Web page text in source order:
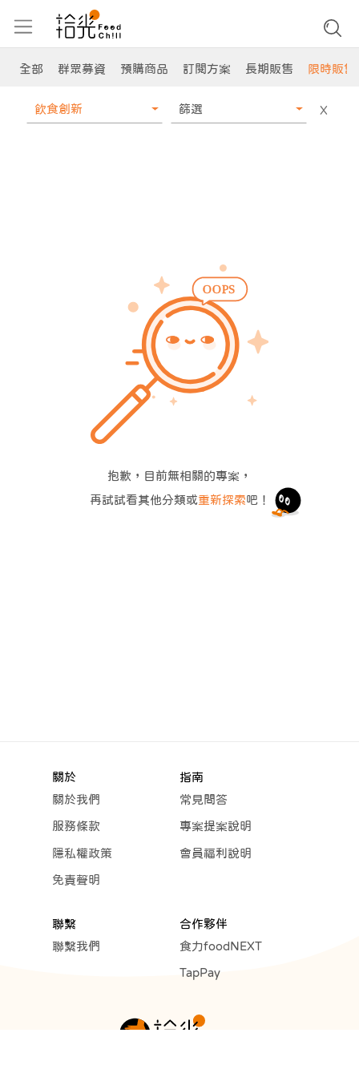
全部 群眾募資 預購商品 訂閱方案 長期販售 限時販售
飲食創新 篩選 X
抱歉，目前無相關的專案，
再試試看其他分類或重新探索吧！
關於
關於我們
服務條款
隱私權政策
免責聲明
指南
常見問答
專案提案說明
會員福利說明
聯繫
聯繫我們
合作夥伴
食力foodNEXT
TapPay